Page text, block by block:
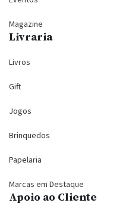
Magazine
Livraria
Livros
Gift
Jogos
Brinquedos
Papelaria
Marcas em Destaque
Apoio ao Cliente